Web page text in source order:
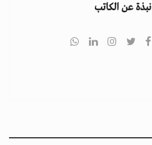
نبذة عن الكاتب